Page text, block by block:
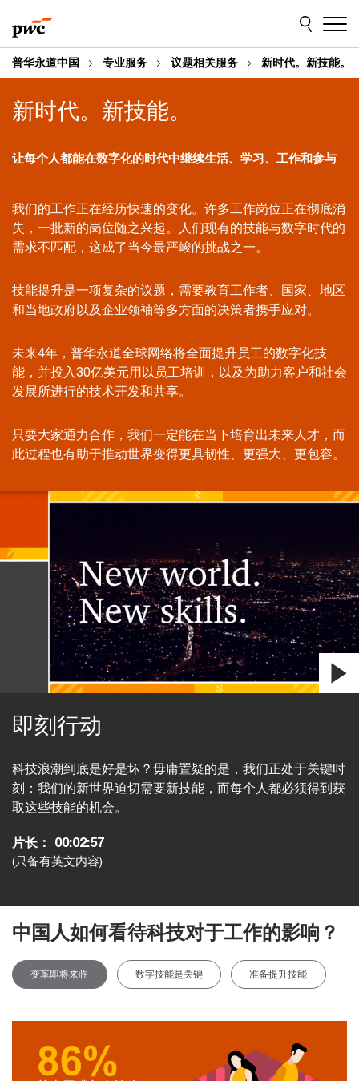
to
content
to
footer
普华永道中国 专业服务 议题相关服务 新时代。新技能。
新时代。新技能。
让每个人都能在数字化的时代中继续生活、学习、工作和参与
我们的工作正在经历快速的变化。许多工作岗位正在彻底消
失，一批新的岗位随之兴起。人们现有的技能与数字时代的
需求不匹配，这成了当今最严峻的挑战之一。
技能提升是一项复杂的议题，需要教育工作者、国家、地区
和当地政府以及企业领袖等多方面的决策者携手应对。
未来4年，普华永道全球网络将全面提升员工的数字化技
能，并投入30亿美元用以员工培训，以及为助力客户和社会
发展所进行的技术开发和共享。
只要大家通力合作，我们一定能在当下培育出未来人才，而
此过程也有助于推动世界变得更具韧性、更强大、更包容。
Play
video
即刻行动
科技浪潮到底是好是坏？毋庸置疑的是，我们正处于关键时
刻：我们的新世界迫切需要新技能，而每个人都必须得到获
取这些技能的机会。
片长： 00:02:57
(只备有英文内容)
中国人如何看待科技对于工作的影响？
变革即将来临 数字技能是关键 准备提升技能